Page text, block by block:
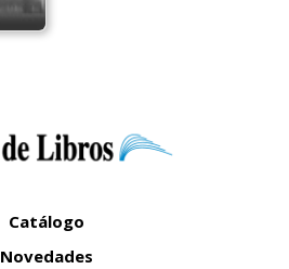
Catálogo
Novedades